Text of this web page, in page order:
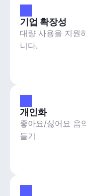
기업 확장성
대량 사용을 지원
니다.
개인화
좋아요/싫어요 음
들기